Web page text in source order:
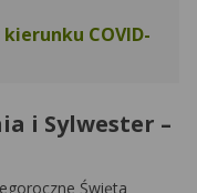
COVID-
i Sylwester –
Święta